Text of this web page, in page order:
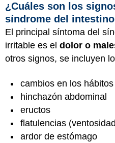
¿Cuáles son los
síndrome del
El principal síntoma del
irritable es el dolor o
otros signos, se incluyen
cambios en los
hinchazón abdominal
eructos
flatulencias
ardor de estómago